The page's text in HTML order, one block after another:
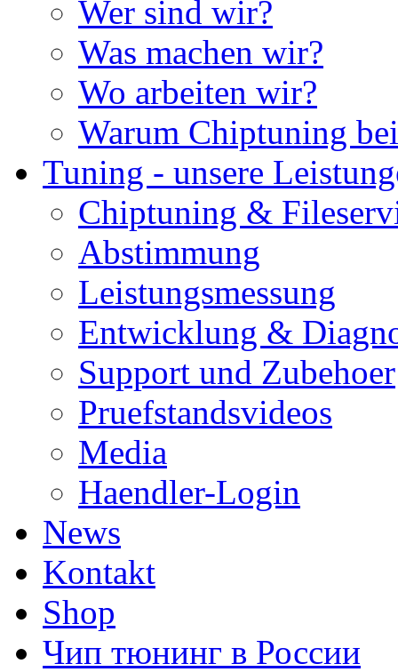
Wer sind wir?
Was machen wir?
Wo arbeiten wir?
Warum Chiptuning
Tuning - unsere
Chiptuning &
Abstimmung
Leistungsmessung
Entwicklung &
Support und Zubehoer
Pruefstandsvideos
Media
Haendler-Login
News
Kontakt
Shop
Чип тюнинг в России